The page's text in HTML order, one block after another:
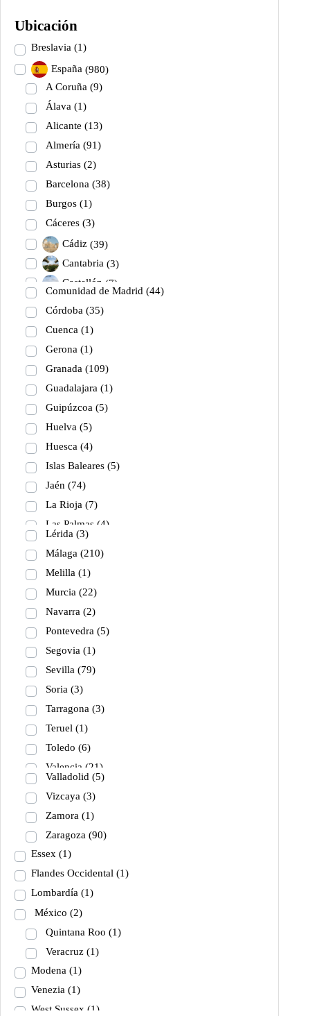
Ubicación
Breslavia (1)
España (980)
A Coruña (9)
Álava (1)
Alicante (13)
Almería (91)
Asturias (2)
Barcelona (38)
Burgos (1)
Cáceres (3)
Cádiz (39)
Cantabria (3)
Castellón (7)
Comunidad de Madrid (44)
Córdoba (35)
Cuenca (1)
Gerona (1)
Granada (109)
Guadalajara (1)
Guipúzcoa (5)
Huelva (5)
Huesca (4)
Islas Baleares (5)
Jaén (74)
La Rioja (7)
Las Palmas (4)
Lérida (3)
Málaga (210)
Melilla (1)
Murcia (22)
Navarra (2)
Pontevedra (5)
Segovia (1)
Sevilla (79)
Soria (3)
Tarragona (3)
Teruel (1)
Toledo (6)
Valencia (21)
Valladolid (5)
Vizcaya (3)
Zamora (1)
Zaragoza (90)
Essex (1)
Flandes Occidental (1)
Lombardía (1)
México (2)
Quintana Roo (1)
Veracruz (1)
Modena (1)
Venezia (1)
West Sussex (1)